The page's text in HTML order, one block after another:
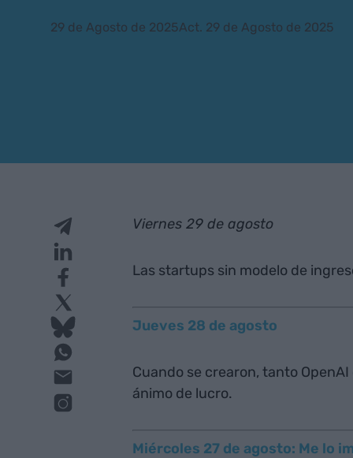
29 de Agosto de 2025Act. 29 de Agosto de 2025
Viernes 29 de agosto
Las startups sin modelo de
Jueves 28 de agosto
Cuando se crearon, tanto
ánimo de lucro.
Miércoles 27 de agosto: Me lo